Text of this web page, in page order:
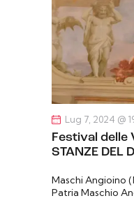
Festival delle
STANZE DEL
Lug 7, 2024 @
Maschi Angioino
Patria Maschio